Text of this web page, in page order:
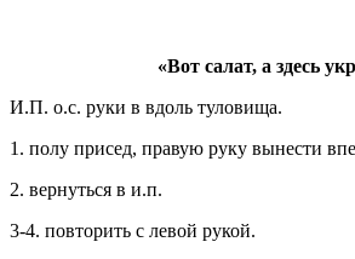
«Вот салат, а здесь
И.П. о.с. руки в вдоль туловища.
1. полу присед, правую руку вынести
2. вернуться в и.п.
3-4. повторить с левой рукой.